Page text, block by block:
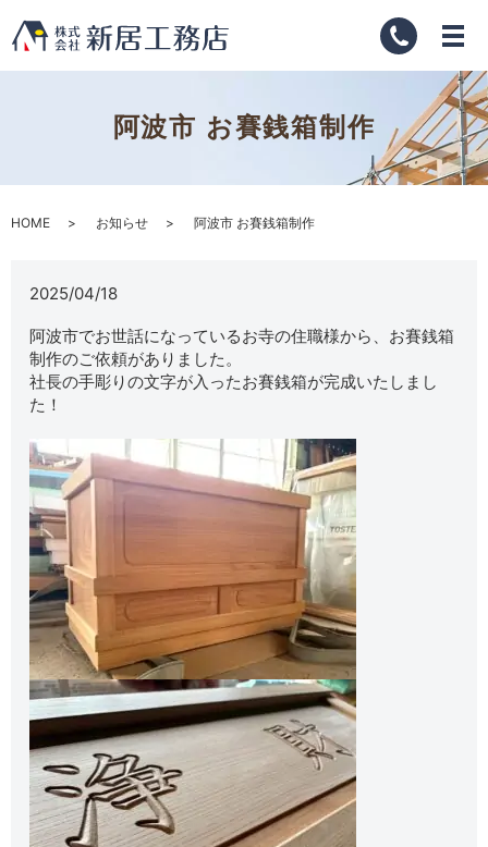
阿波市 お賽銭箱制作
HOME お知らせ 阿波市 お賽銭箱制作
2025/04/18
阿波市でお世話になっているお寺の住職様から、お賽銭箱
制作のご依頼がありました。
社長の手彫りの文字が入ったお賽銭箱が完成いたしまし
た！